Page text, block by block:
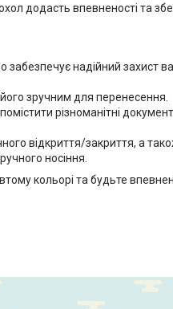
додасть впевненості та
забезпечує надійний захист
зручним для перенесення.
різноманітні
відкриття/закриття, а
носіння.
кольорі та будьте